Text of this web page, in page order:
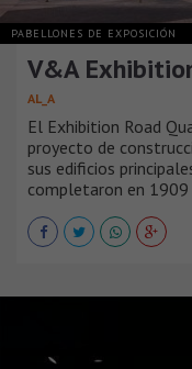
PABELLONES DE EXPOSICIÓN
V&A
AL_A
El Exhibition Road
proyecto de
sus edificios
completaron en 1909